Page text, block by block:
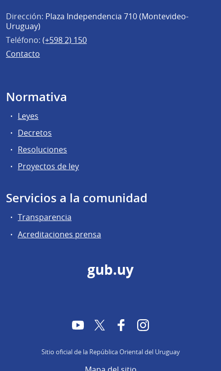
Dirección: Plaza Independencia 710 (Montevideo-
Uruguay)
Teléfono: (+598 2) 150
Contacto
Normativa
Leyes
Decretos
Resoluciones
Proyectos de ley
Servicios a la comunidad
Transparencia
Acreditaciones prensa
gub.uy
YouTubeTwitter FacebookInstagram
Sitio oficial de la República Oriental del Uruguay